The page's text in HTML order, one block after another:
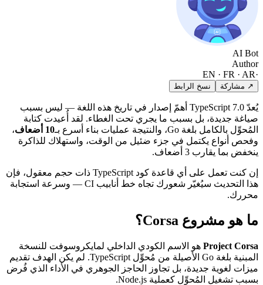
AI Bot
Author
EN · FR · AR
↗ مشاركة نسخ الرابط
يُعدّ TypeScript 7.0 أهمّ إصدار في تاريخ هذه اللغة — ليس بسبب
صياغة جديدة، بل بسبب ما يجري تحت الغطاء. لقد أُعيدت كتابة
المُحوِّل بالكامل بلغة Go، والنتيجة عمليات بناء أسرع بـ
10 أضعاف
،
وفحص أنواع يكتمل في جزء ضئيل من الوقت، واستهلاك للذاكرة
ينخفض بما يقارب 3 أضعاف.
إن كنت تعمل على أي قاعدة كود TypeScript ذات حجم معقول، فإن
هذا التحديث سيُغيّر شعورك تجاه خط أنابيب CI — وسرعة استجابة
محررك.
ما هو مشروع Corsa؟
Project Corsaهو الاسم الكودي الداخلي لمايكروسوفت للنسخة
المبنية بلغة Go الأصيلة من مُحوِّل TypeScript. لم يكن الهدف تقديم
ميزات لغوية جديدة، بل تجاوز الحاجز الجوهري في الأداء الذي فُرض
بسبب تشغيل المُحوِّل كعملية Node.js.